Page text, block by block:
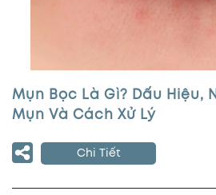
Mụn Bọc Là Gì? Dấu Hiệu,
Mụn Và Cách Xử Lý
Chi Tiết